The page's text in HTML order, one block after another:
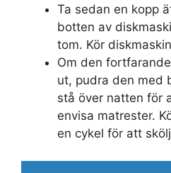
Ta sedan en kopp
botten av
tom. Kör
Om den
ut, pudra den med
stå över natten för
envisa matrester.
en cykel för att